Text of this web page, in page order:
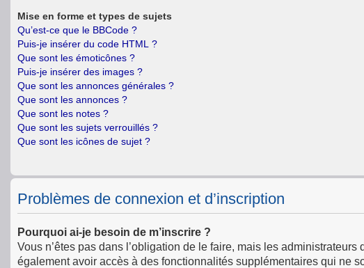
Mise en forme et types de sujets
Qu’est-ce que le BBCode ?
Puis-je insérer du code HTML ?
Que sont les émoticônes ?
Puis-je insérer des images ?
Que sont les annonces générales ?
Que sont les annonces ?
Que sont les notes ?
Que sont les sujets verrouillés ?
Que sont les icônes de sujet ?
Problèmes de connexion et d’inscription
Pourquoi ai-je besoin de m’inscrire ?
Vous n’êtes pas dans l’obligation de le faire, mais les
également avoir accès à des fonctionnalités supplémentaires qui ne